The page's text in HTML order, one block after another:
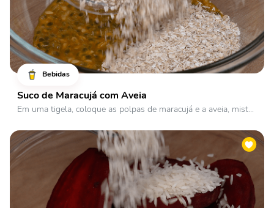
Bebidas
Suco de Maracujá com Aveia
Em uma tigela, coloque as polpas de maracujá e a aveia, mist...